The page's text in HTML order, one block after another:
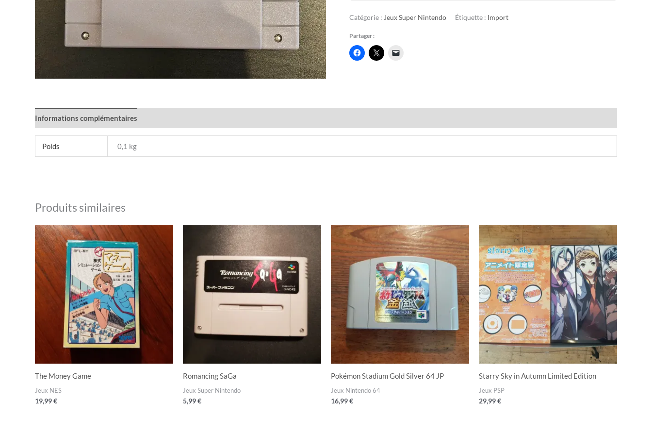
Catégorie : Jeux Super Nintendo Étiquette : Import
Partager :
Informations complémentaires
Poids 0,1 kg
Produits similaires
The Money Game
Jeux NES
19,99€
Romancing SaGa
Jeux Super Nintendo
5,99€
Pokémon Stadium Gold Silver 64 JP
Jeux Nintendo 64
16,99€
Starry Sky in Autumn Limited Edition
Jeux PSP
29,99€